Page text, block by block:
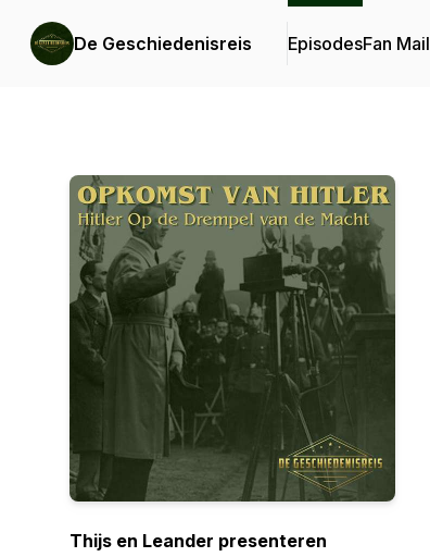
De Geschiedenisreis EpisodesFan Mail
Thijs en Leander presenteren